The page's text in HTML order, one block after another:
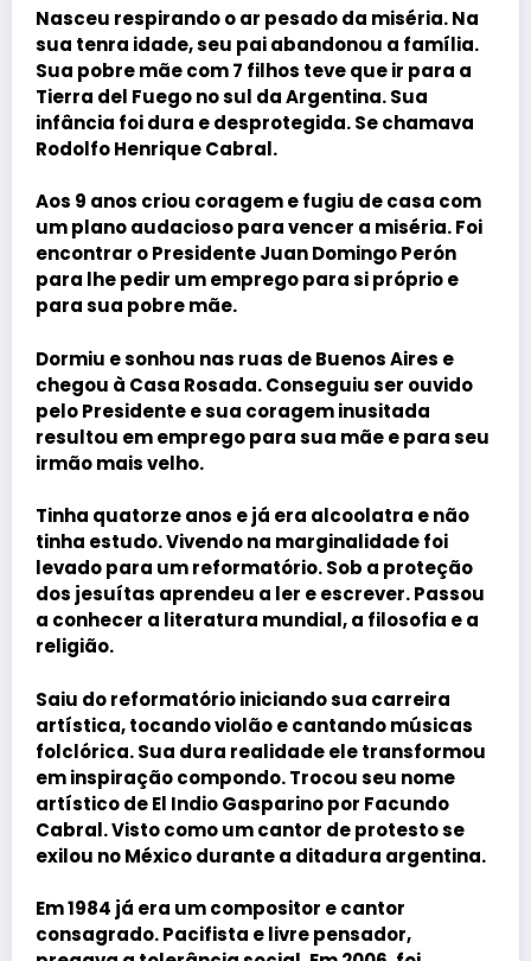
Nasceu respirando o ar pesado da miséria. Na
sua tenra idade, seu pai abandonou a família.
Sua pobre mãe com 7 filhos teve que ir para a
Tierra del Fuego no sul da Argentina. Sua
infância foi dura e desprotegida. Se chamava
Rodolfo Henrique Cabral.
Aos 9 anos criou coragem e fugiu de casa com
um plano audacioso para vencer a miséria. Foi
encontrar o PresidenteJuan Domingo Perón
para lhe pedir um emprego para si próprio e
para sua pobre mãe.
Dormiu e sonhou nas ruas de Buenos Aires e
chegou à Casa Rosada. Conseguiu ser ouvido
pelo Presidente e sua coragem inusitada
resultou em emprego para sua mãe e para seu
irmão mais velho.
Tinha quatorze anos e já era alcoolatra e não
tinha estudo. Vivendo na marginalidade foi
levado para um reformatório. Sob a proteção
dos jesuítas aprendeu a ler e escrever. Passou
a conhecer a literatura mundial, a filosofia e a
religião.
Saiu do reformatório iniciando sua carreira
artística, tocando violão e cantando músicas
folclórica. Sua dura realidade ele transformou
em inspiração compondo. Trocou seu nome
artístico deEl Indio Gasparinopor Facundo
Cabral. Visto como um cantor de protesto se
exilou no México durante a ditadura argentina.
Em 1984 já era um compositor e cantor
consagrado. Pacifista e livre pensador,